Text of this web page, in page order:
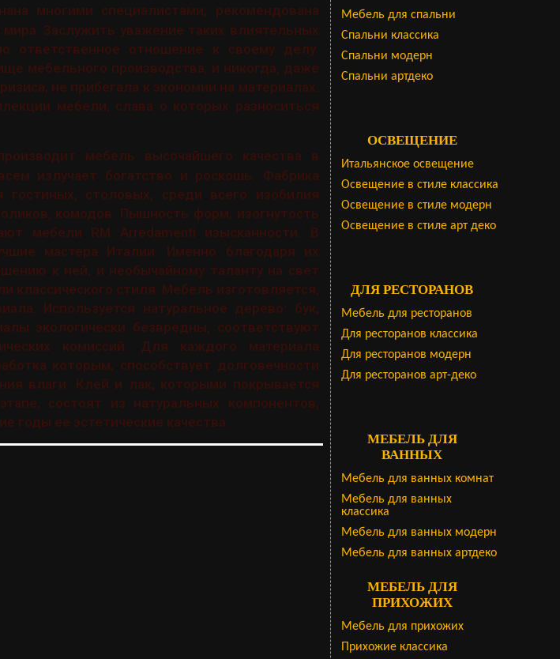
многими специалистами, рекомендована
Заслужить уважение таких влиятельных
ответственное отношение к своему делу.
мебельного производства, и никогда, даже
не прибегала к экономии на материалах.
мебели, слава о которых разноситься
мебель высочайшего качества в
излучает богатство и роскошь. Фабрика
столовых, среди всего изобилия
комодов. Пышность форм, изогнутость
мебели RM Arredamenti изысканности. В
мастера Италии. Именно благодаря их
к ней, и необычайному таланту на свет
стиля. Мебель изготовляется,
Используется натуральное дерево: бук,
экологически безвредны, соответствуют
комиссий. Для каждого материала
которым, способствует долговечности
влаги. Клей и лак, которыми покрывается
состоят из натуральных компонентов,
годы ее эстетические качества.
Мебель для спальни
Cпальни классика
Спальни модерн
Спальни артдеко
ОСВЕЩЕНИЕ
Итальянское освещение
Освещение в стиле классика
Освещение в стиле модерн
Освещение в стиле арт деко
ДЛЯ РЕСТОРАНОВ
Мебель для ресторанов
Для ресторанов классика
Для ресторанов модерн
Для ресторанов арт-деко
МЕБЕЛЬ ДЛЯ
ВАННЫХ
Мебель для ванных комнат
Мебель для ванных
классика
Мебель для ванных модерн
Мебель для ванных артдеко
МЕБЕЛЬ ДЛЯ
ПРИХОЖИХ
Мебель для прихожих
Прихожие классика